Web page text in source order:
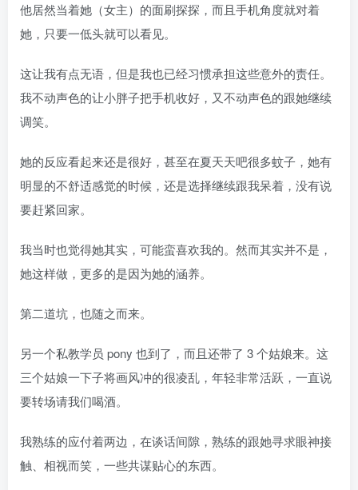
他居然当着她（女主）的面刷探探，而且手机角度就对着
她，只要一低头就可以看见。
这让我有点无语，但是我也已经习惯承担这些意外的责任。
我不动声色的让小胖子把手机收好，又不动声色的跟她继续
调笑。
她的反应看起来还是很好，甚至在夏天天吧很多蚊子，她有
明显的不舒适感觉的时候，还是选择继续跟我呆着，没有说
要赶紧回家。
我当时也觉得她其实，可能蛮喜欢我的。然而其实并不是，
她这样做，更多的是因为她的涵养。
第二道坑，也随之而来。
另一个私教学员 pony 也到了，而且还带了 3 个姑娘来。这
三个姑娘一下子将画风冲的很凌乱，年轻非常活跃，一直说
要转场请我们喝酒。
我熟练的应付着两边，在谈话间隙，熟练的跟她寻求眼神接
触、相视而笑，一些共谋贴心的东西。